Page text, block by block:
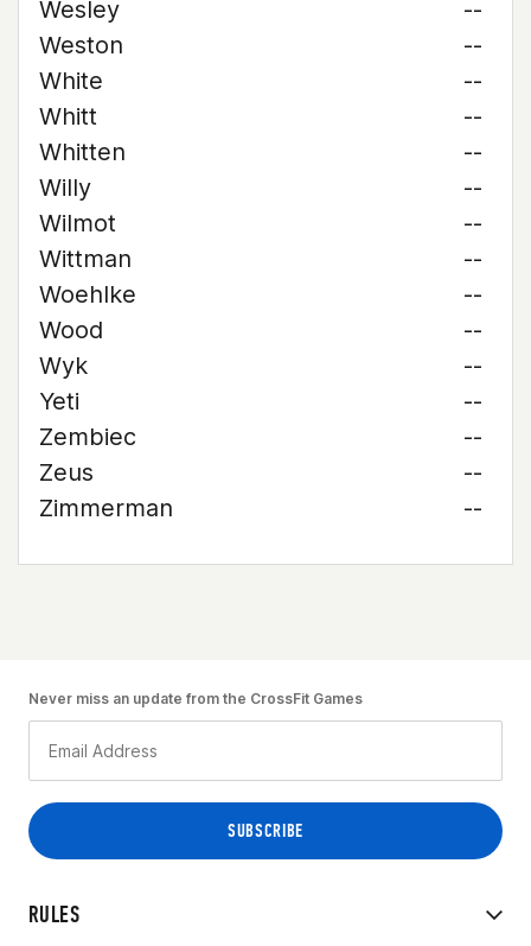
Wesley
--
Weston
--
White
--
Whitt
--
Whitten
--
Willy
--
Wilmot
--
Wittman
--
Woehlke
--
Wood
--
Wyk
--
Yeti
--
Zembiec
--
Zeus
--
Zimmerman
--
RULES
Never miss an update from the CrossFit Games